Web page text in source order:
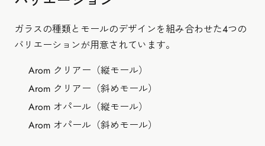
ガラスの種類とモールのデザインを組み合わせた4つの
バリエーションが用意されています。
Arom クリアー（縦モール）
Arom クリアー（斜めモール）
Arom オパール（縦モール）
Arom オパール（斜めモール）